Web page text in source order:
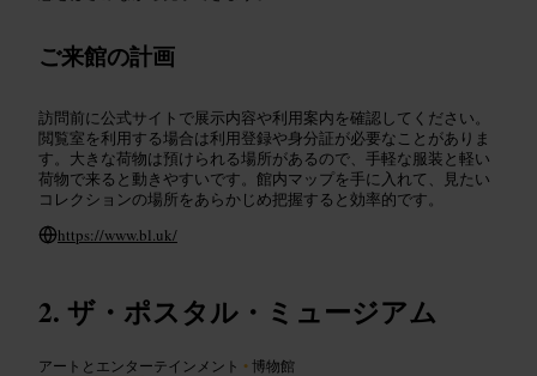
ご来館の計画
訪問前に公式サイトで展示内容や利用案内を確認してください。
閲覧室を利用する場合は利用登録や身分証が必要なことがありま
す。大きな荷物は預けられる場所があるので、手軽な服装と軽い
荷物で来ると動きやすいです。館内マップを手に入れて、見たい
コレクションの場所をあらかじめ把握すると効率的です。
https://www.bl.uk/
ザ・ポスタル・ミュージアム
アートとエンターテインメント •博物館